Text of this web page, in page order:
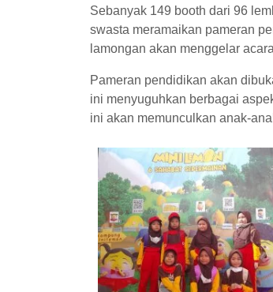
Sebanyak 149 booth dari 96
swasta meramaikan pameran
lamongan akan menggelar
Pameran pendidikan akan
ini menyuguhkan berbagai
ini akan memunculkan anak-